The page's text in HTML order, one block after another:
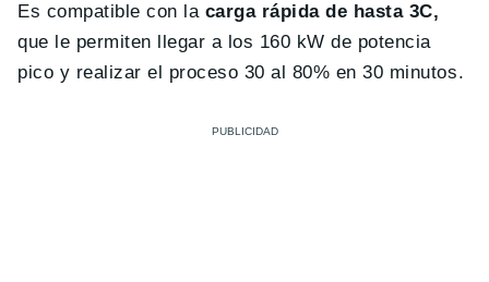
Es compatible con la carga rápida de hasta 3C,
que le permiten llegar a los 160 kW de potencia
pico y realizar el proceso 30 al 80% en 30 minutos.